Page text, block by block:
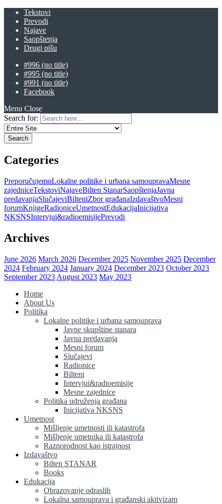
Tekstovi
Prevodi
Najave
Saopštenja
Drugi pišu
#996 (no title)
#995 (no title)
#991 (no title)
Facebook
Menu Close
Search for:
Categories
PreporučujemoLokalne politike i urbana samoupravaMesne
zajedniceTekstoviNajaveBilten StanarSaopštenjaJavna
predavanjaSlučajeviBilteniZbor građanaIzdavaštvoMesni
forumKnjigeRadioniceUmetnostEdukacijaInicijativa
NKSNSIntervjui&radioemisijePrevodi
Archives
June 2026 March 2026 December 2025 November 2025 December
2024 February 2024 January 2024 December 2023 October 2023
September 2023 August 2023 May 2023
Home
About Us
Politika
Lokalne politike i urbana samouprava
Javne skupštine stanara
Javna predavanja
Mesni forum
Slučajevi
Radionice
Bilteni
Intervjui&radioemisije
Mesne zajednice
Politika udruženja građana
Inicijativa NKSNS
Umetnost
Mišljenje umetnosti ili katastrofa
Mišljenje umetnika ili katastrofa
Raznorodnost kao istrajnost
Izdavaštvo
Bilten STANAR
Books
Edukacija
Obrazovanje odraslih
Lokalna samouprava i građanski aktivizam